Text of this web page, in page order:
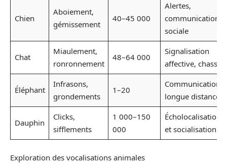
Chien
Aboiement,
gémissement
40–45 000
Alertes,
communication
sociale
Chat
Miaulement,
ronronnement
48–64 000
Signalisation
affective, chasse
Éléphant
Infrasons,
grondements
1–20
Communication
longue distance
Dauphin
Clicks,
sifflements
1 000–150
000
Écholocalisation
et socialisation
Exploration des vocalisations animales